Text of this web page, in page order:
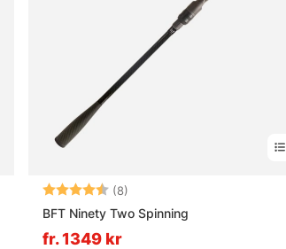
Betyg: (8)
BFT Ninety Two Spinning
fr. 1349 kr